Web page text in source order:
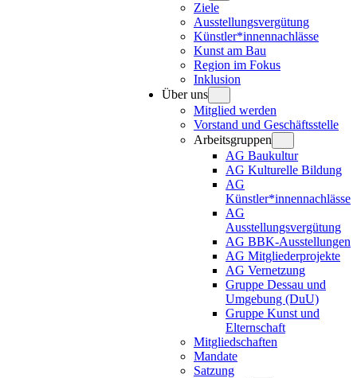
Ziele
Ausstellungsvergütung
Künstler*innennachlässe
Kunst am Bau
Region im Fokus
Inklusion
Über uns
Mitglied werden
Vorstand und Geschäftsstelle
Arbeitsgruppen
AG Baukultur
AG Kulturelle Bildung
AG
Künstler*innennachlässe
AG
Ausstellungsvergütung
AG BBK-Ausstellungen
AG Mitgliederprojekte
AG Vernetzung
Gruppe Dessau und
Umgebung (DuU)
Gruppe Kunst und
Elternschaft
Mitgliedschaften
Mandate
Satzung